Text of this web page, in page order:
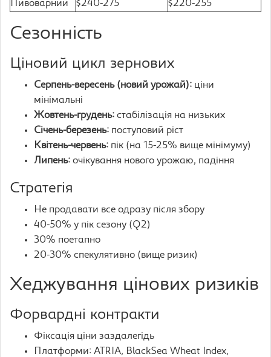
Пивоварний $240-275 $220-255
Сезонність
Ціновий цикл зернових
Серпень-вересень (новий урожай): ціни
мінімальні
Жовтень-грудень: стабілізація на низьких
Січень-березень: поступовий ріст
Квітень-червень: пік (на 15-25% вище мінімуму)
Липень: очікування нового урожаю, падіння
Стратегія
Не продавати все одразу після збору
40-50% у пік сезону (Q2)
30% поетапно
20-30% спекулятивно (вище ризик)
Хеджування цінових ризиків
Форвардні контракти
Фіксація ціни заздалегідь
Платформи: ATRIA, BlackSea Wheat Index,